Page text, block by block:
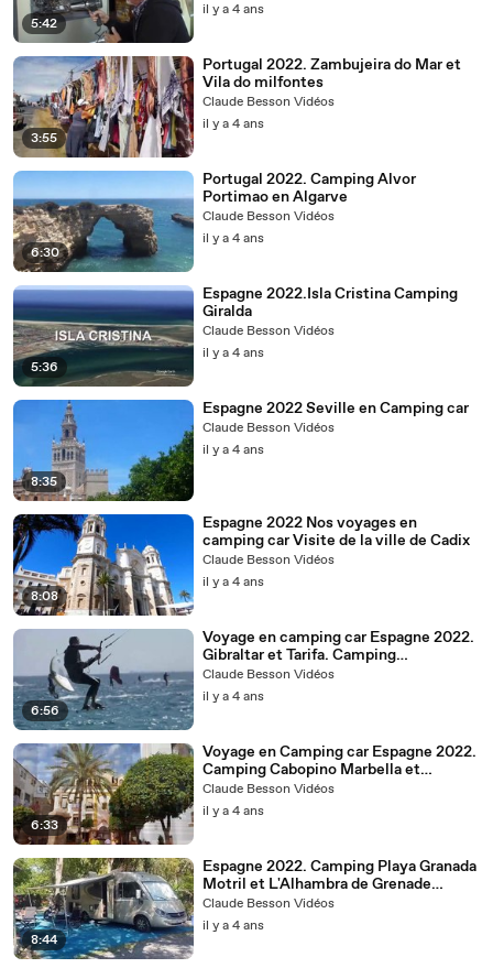
5:42
il y a 4 ans
3:55
Portugal 2022. Zambujeira do Mar et
Vila do milfontes
Claude Besson Vidéos
il y a 4 ans
6:30
Portugal 2022. Camping Alvor
Portimao en Algarve
Claude Besson Vidéos
il y a 4 ans
5:36
Espagne 2022.Isla Cristina Camping
Giralda
Claude Besson Vidéos
il y a 4 ans
8:35
Espagne 2022 Seville en Camping car
Claude Besson Vidéos
il y a 4 ans
8:08
Espagne 2022 Nos voyages en
camping car Visite de la ville de Cadix
Claude Besson Vidéos
il y a 4 ans
6:56
Voyage en camping car Espagne 2022.
Gibraltar et Tarifa. Camping
Valdevaqueros .
Claude Besson Vidéos
il y a 4 ans
6:33
Voyage en Camping car Espagne 2022.
Camping Cabopino Marbella et
Caminito del Rey
Claude Besson Vidéos
il y a 4 ans
8:44
Espagne 2022. Camping Playa Granada
Motril et L'Alhambra de Grenade
Voyages en camping car espagne
Claude Besson Vidéos
il y a 4 ans